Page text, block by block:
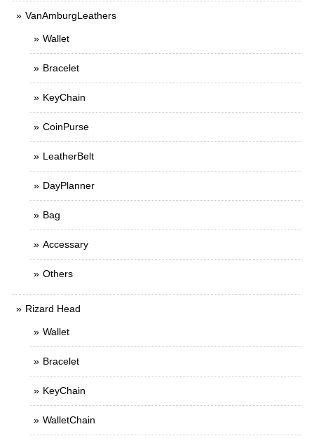
VanAmburgLeathers
Wallet
Bracelet
KeyChain
CoinPurse
LeatherBelt
DayPlanner
Bag
Accessary
Others
Rizard Head
Wallet
Bracelet
KeyChain
WalletChain